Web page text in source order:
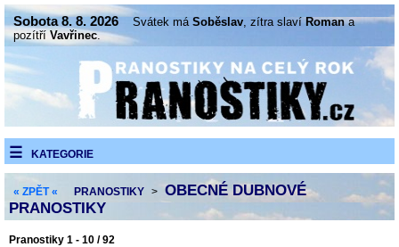
Sobota 8. 8. 2026 Svátek má Soběslav, zítra slavíRomana
pozítří Vavřinec.
KATEGORIE
« ZPĚT « PRANOSTIKY > OBECNÉ DUBNOVÉ
PRANOSTIKY
Pranostiky 1 - 10 / 92